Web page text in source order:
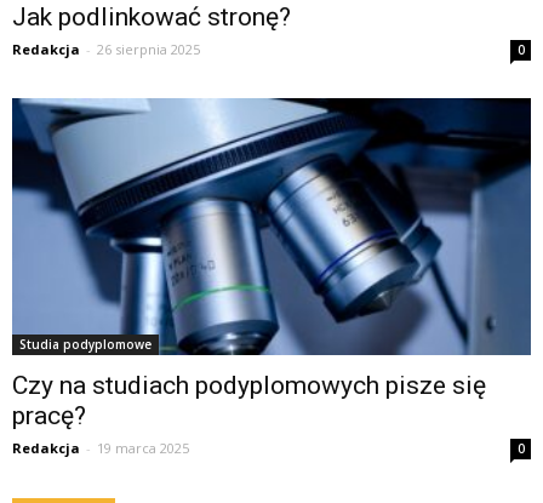
Jak podlinkować stronę?
Redakcja - 26 sierpnia 2025 0
Studia podyplomowe
Czy na studiach podyplomowych pisze się
pracę?
Redakcja - 19 marca 2025 0